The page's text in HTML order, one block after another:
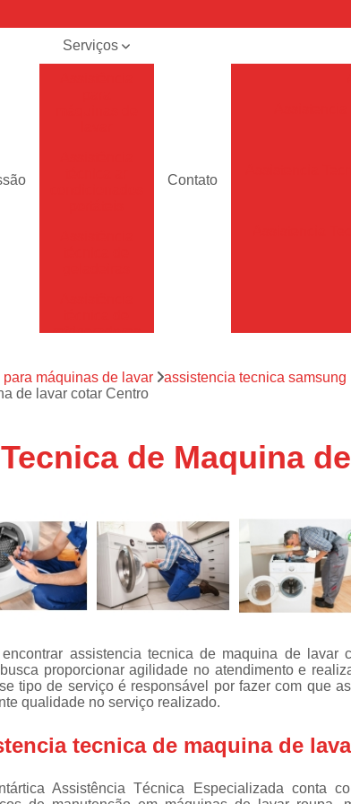
Serviços
refrigeradores
técnica de
secadoras
fogão
microondas
Conserto de
máquinas de
lavar
Consertos de
Consertos de
geladeiras
expositoras
fogões
máquinas de
Contato
Assistencia
Assistencia
Geladeira
Assistencia
máquinas de lavar
assistencia tecnica
de lavar cotar Centro
de Maquina
assistencia tecnica de maquina de lavar
proporcionar agilidade no atendimento e
tipo de serviço é responsável por fazer com que
qualidade no serviço realizado.
tecnica de maquina de
Assistência Técnica Especializada conta